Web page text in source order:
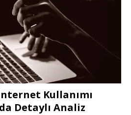
Kullanımı
Detaylı Analiz